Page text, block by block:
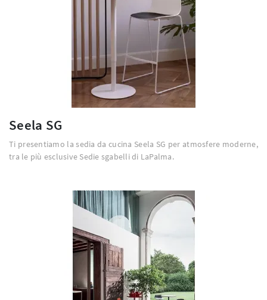
Seela SG
Ti presentiamo la sedia da cucina Seela SG per atmosfere moderne,
tra le più esclusive Sedie sgabelli di LaPalma.